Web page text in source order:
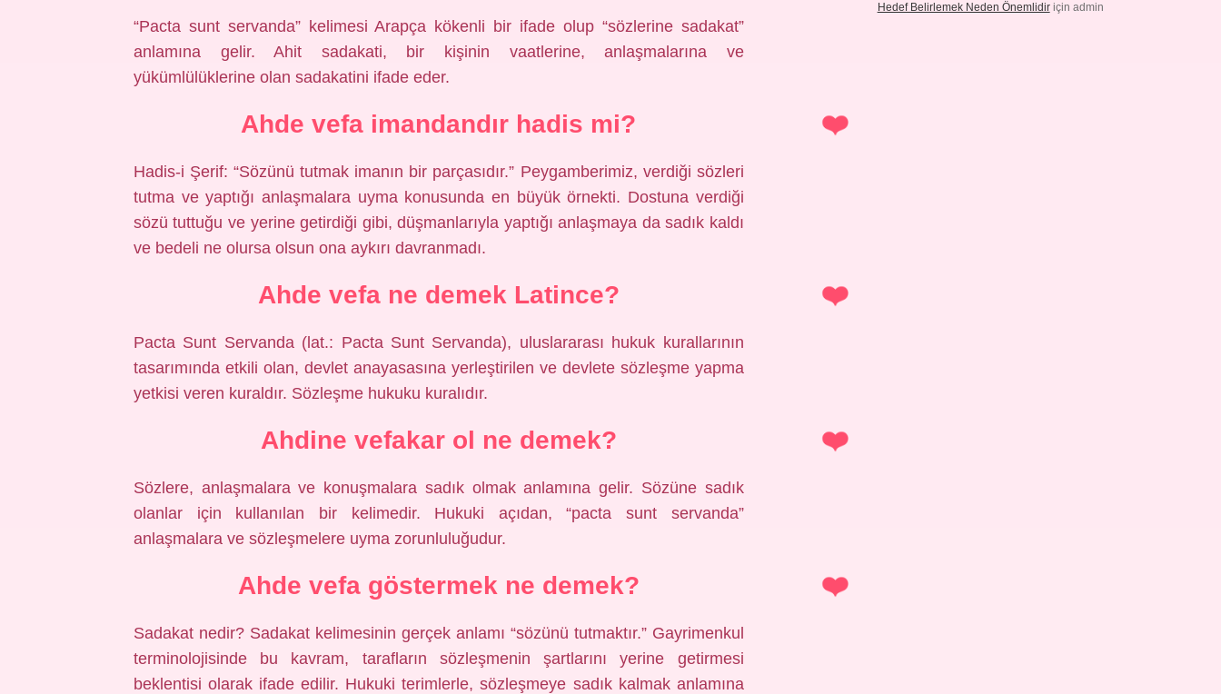
“Pacta sunt servanda” kelimesi Arapça kökenli bir ifade olup “sözlerine sadakat”
anlamına gelir. Ahit sadakati, bir kişinin vaatlerine, anlaşmalarına ve
yükümlülüklerine olan sadakatini ifade eder.
Ahde vefa imandandır hadis mi?
Hadis-i Şerif: “Sözünü tutmak imanın bir parçasıdır.” Peygamberimiz, verdiği sözleri
tutma ve yaptığı anlaşmalara uyma konusunda en büyük örnekti. Dostuna verdiği
sözü tuttuğu ve yerine getirdiği gibi, düşmanlarıyla yaptığı anlaşmaya da sadık kaldı
ve bedeli ne olursa olsun ona aykırı davranmadı.
Ahde vefa ne demek Latince?
Pacta Sunt Servanda (lat.: Pacta Sunt Servanda), uluslararası hukuk kurallarının
tasarımında etkili olan, devlet anayasasına yerleştirilen ve devlete sözleşme yapma
yetkisi veren kuraldır. Sözleşme hukuku kuralıdır.
Ahdine vefakar ol ne demek?
Sözlere, anlaşmalara ve konuşmalara sadık olmak anlamına gelir. Sözüne sadık
olanlar için kullanılan bir kelimedir. Hukuki açıdan, “pacta sunt servanda”
anlaşmalara ve sözleşmelere uyma zorunluluğudur.
Ahde vefa göstermek ne demek?
Sadakat nedir? Sadakat kelimesinin gerçek anlamı “sözünü tutmaktır.” Gayrimenkul
terminolojisinde bu kavram, tarafların sözleşmenin şartlarını yerine getirmesi
beklentisi olarak ifade edilir. Hukuki terimlerle, sözleşmeye sadık kalmak anlamına
Hedef Belirlemek Neden Önemlidiriçin admin